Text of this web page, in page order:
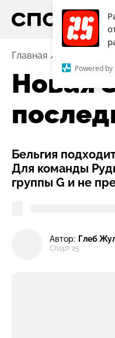
Powered by
Главная
Новая
Бельгия
Для команды
группы G и не
Автор: Глеб
Спорт 25